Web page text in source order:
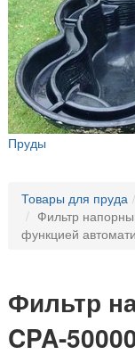
Пруды
Товары для пруда
Фильтр
функцией
Фильтр
CPA-